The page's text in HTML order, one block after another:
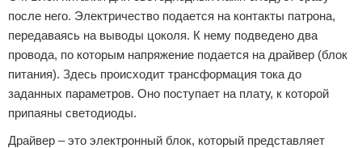
после него. Электричество подается на контакты патрона,
передаваясь на выводы цоколя. К нему подведено два
провода, по которым напряжение подается на драйвер (блок
питания). Здесь происходит трансформация тока до
заданных параметров. Оно поступает на плату, к которой
припаяны светодиоды.
Драйвер – это электронный блок, который представляет